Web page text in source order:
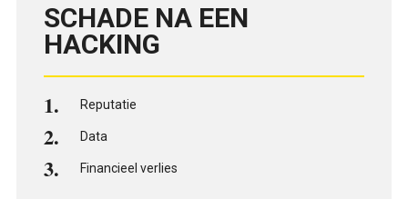
SCHADE NA EEN
HACKING
Reputatie
Data
Financieel verlies